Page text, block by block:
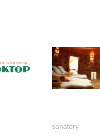
sanatory